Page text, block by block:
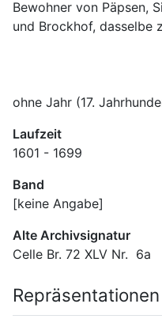
Bewohner von Päpsen,
ohne Jahr (17.
Laufzeit
1601 - 1699
Band
[keine Angabe]
Alte Archivsignatur
Celle Br. 72 XLV Nr.  6a
Repräsentationen